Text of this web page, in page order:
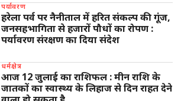
पर्यावरण
हरेला पर्व पर नैनीताल में हरित संकल्प की गूंज,
जनसहभागिता से हजारों पौधों का रोपण :
पर्यावरण संरक्षण का दिया संदेश
धर्मक्षेत्र
आज 12 जुलाई का राशिफल : मीन राशि के
जातकों का स्वास्थ्य के लिहाज से दिन राहत देने